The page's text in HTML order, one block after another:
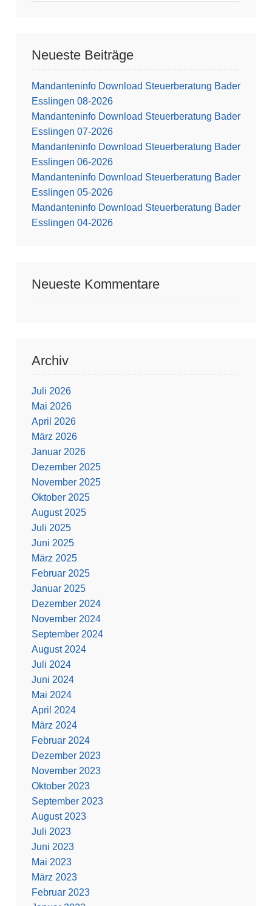
Neueste Beiträge
Mandanteninfo Download Steuerberatung Bader
Esslingen 08-2026
Mandanteninfo Download Steuerberatung Bader
Esslingen 07-2026
Mandanteninfo Download Steuerberatung Bader
Esslingen 06-2026
Mandanteninfo Download Steuerberatung Bader
Esslingen 05-2026
Mandanteninfo Download Steuerberatung Bader
Esslingen 04-2026
Neueste Kommentare
Archiv
Juli 2026
Mai 2026
April 2026
März 2026
Januar 2026
Dezember 2025
November 2025
Oktober 2025
August 2025
Juli 2025
Juni 2025
März 2025
Februar 2025
Januar 2025
Dezember 2024
November 2024
September 2024
August 2024
Juli 2024
Juni 2024
Mai 2024
April 2024
März 2024
Februar 2024
Dezember 2023
November 2023
Oktober 2023
September 2023
August 2023
Juli 2023
Juni 2023
Mai 2023
März 2023
Februar 2023